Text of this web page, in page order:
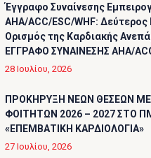
Έγγραφο Συναίνεσης
AHA/ACC/ESC/WHF:
Ορισμός της Καρδιακής
ΕΓΓΡΑΦΟ ΣΥΝΑΙΝΕΣΗΣ AHA/
28 Ιουλίου, 2026
ΠΡΟΚΗΡΥΞΗ ΝΕΩΝ ΘΕΣΕΩΝ
ΦΟΙΤΗΤΩΝ 2026 – 2027 ΣΤΟ
«ΕΠΕΜΒΑΤΙΚΗ ΚΑΡΔΙΟΛΟΓΙΑ»
27 Ιουλίου, 2026